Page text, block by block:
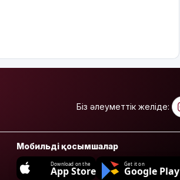
жаңа туған
нәрестелер
майонез
банкаларына
жасырылған
телефон
тәркіленді
Біз әлеуметтік желіде:
Мобильді қосымшалар
Download on the
App Store
Get it on
Google Play